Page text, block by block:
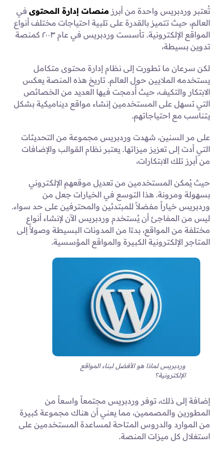
تُعتبر وردبريس واحدة من أبرز منصات إدارة المحتوى في
العالم، حيث تتميز بالقدرة على تلبية احتياجات مختلف أنواع
المواقع الإلكترونية. تأسست وردبريس في عام ٢٠٠٣ كمنصة
تدوين بسيطة،
لكن سرعان ما تطورت إلى نظام إدارة محتوى متكامل
يستخدمه الملايين حول العالم. تاريخ هذه المنصة يعكس
الابتكار والتكيف، حيث أُدمجت فيها العديد من الخصائص
التي تسهل على المستخدمين إنشاء مواقع ديناميكية بشكل
يتناسب مع احتياجاتهم.
على مر السنين، شهدت وردبريس مجموعة من التحديثات
التي أدت إلى تعزيز ميزاتها. يعتبر نظام القوالب والإضافات
من أبرز تلك الابتكارات،
حيث يُمكن المستخدمين من تعديل موقعهم الإلكتروني
بسهولة ومرونة. هذا التوسع في الخيارات جعل من
وردبريس خياراً مفضلاً للمبتدئين والمحترفين على حد سواء.
ليس من المفاجئ أن يُستخدم وردبريس الآن لإنشاء أنواع
مختلفة من المواقع، بدءًا من المدونات البسيطة وصولاً إلى
المتاجر الإلكترونية الكبيرة والمواقع المؤسسية.
وردبريس لماذا هو الأفضل لبناء المواقع
الإلكترونية؟
إضافة إلى ذلك، توفر وردبريس مجتمعاً واسعاً من
المطورين والمصممين، مما يعني أن هناك مجموعة كبيرة
من الموارد والدروس المتاحة لمساعدة المستخدمين على
استغلال كل ميزات المنصة.